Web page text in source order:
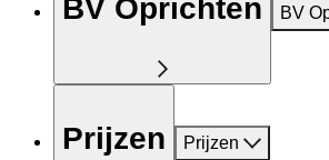
BV Oprichten BV
Prijzen Prijzen